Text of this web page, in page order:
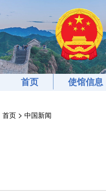
首页 使馆信息
首页 > 中国新闻